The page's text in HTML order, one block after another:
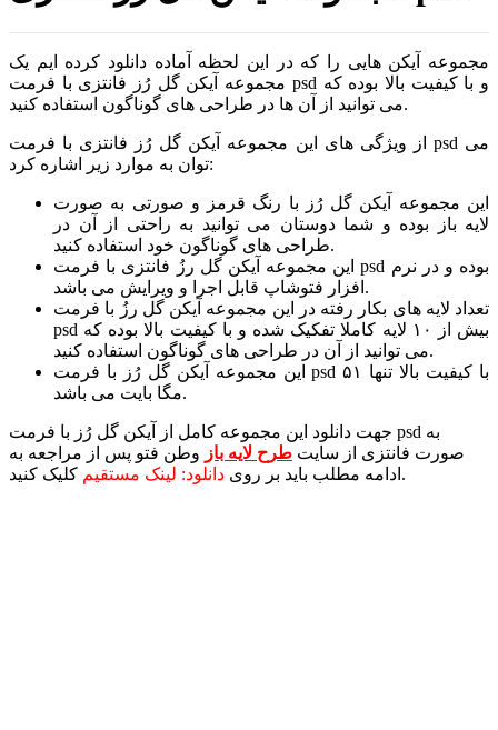
مجموعه آیکن هایی را که در این لحظه آماده دانلود کرده ایم یک
مجموعه آیکن گل رُز فانتزی با فرمت psd و با کیفیت بالا بوده که
می توانید از آن ها در طراحی های گوناگون استفاده کنید.
از ویژگی های این مجموعه آیکن گل رُز فانتزی با فرمت psd می
توان به موارد زیر اشاره کرد:
این مجموعه آیکن گل رُز با رنگ قرمز و صورتی به صورت
لایه باز بوده و شما دوستان می توانید به راحتی از آن در
طراحی های گوناگون خود استفاده کنید.
این مجموعه آیکن گل رزُ فانتزی با فرمت psd بوده و در نرم
افزار فتوشاپ قابل اجرا و ویرایش می باشد.
تعداد لایه های بکار رفته در این مجموعه آیکن گل رزُ با فرمت
psd بیش از ۱۰ لایه کاملا تفکیک شده و با کیفیت بالا بوده که
می توانید از آن در طراحی های گوناگون استفاده کنید.
این مجموعه آیکن گل رُز با فرمت psd با کیفیت بالا تنها ۵۱
مگا بایت می باشد.
جهت دانلود این مجموعه کامل از آیکن گل رُز با فرمت psd به
صورت فانتزی از سایت طرح لایه باز وطن فتو پس از مراجعه به
ادامه مطلب باید بر روی دانلود: لینک مستقیم کلیک کنید.